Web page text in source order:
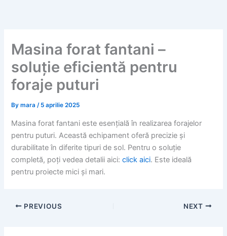
Masina forat fantani –
soluție eficientă pentru
foraje puturi
Bymara/ 5 aprilie 2025
Masina forat fantani este esențială în realizarea forajelor
pentru puturi. Această echipament oferă precizie și
durabilitate în diferite tipuri de sol. Pentru o soluție
completă, poți vedea detalii aici:click aici. Este ideală
pentru proiecte mici și mari.
PREVIOUS NEXT